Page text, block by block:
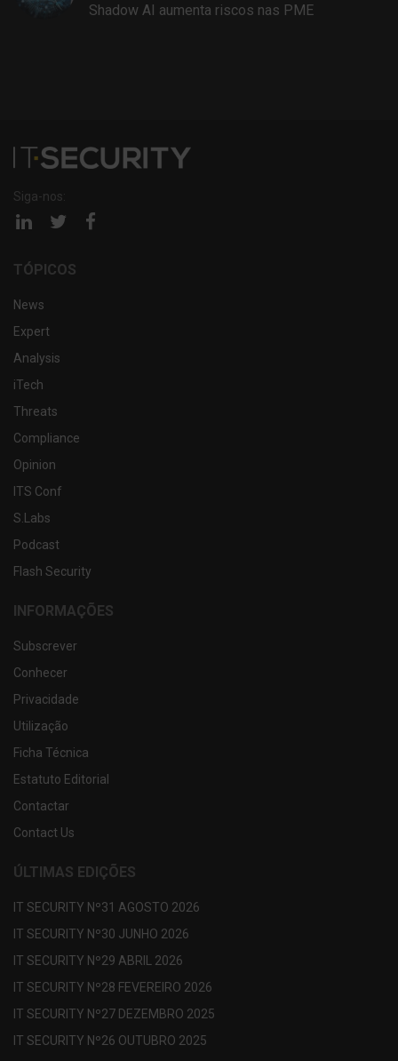
Shadow AI aumenta riscos nas PME
Siga-nos:
Página Página
TÓPICOS
News
Expert
Analysis
iTech
Threats
Compliance
Opinion
ITS Conf
S.Labs
Podcast
Flash Security
INFORMAÇÕES
Subscrever
Conhecer
Privacidade
Utilização
Ficha Técnica
Estatuto Editorial
Contactar
Contact Us
ÚLTIMAS EDIÇÕES
IT SECURITY Nº31 AGOSTO 2026
IT SECURITY Nº30 JUNHO 2026
IT SECURITY Nº29 ABRIL 2026
IT SECURITY Nº28 FEVEREIRO 2026
IT SECURITY Nº27 DEZEMBRO 2025
IT SECURITY Nº26 OUTUBRO 2025